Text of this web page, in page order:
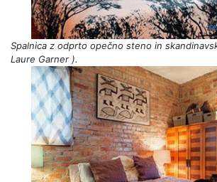
Spalnica z odprto opečno steno in
Laure Garner ).